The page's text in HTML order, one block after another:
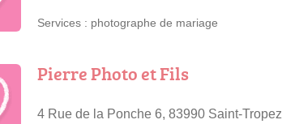
Services : photographe de mariage
Pierre Photo et Fils
4 Rue de la Ponche 6, 83990 Saint-Tropez